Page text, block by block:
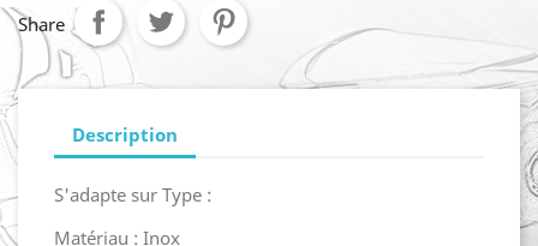
Share
Description
S'adapte sur Type :
Matériau : Inox